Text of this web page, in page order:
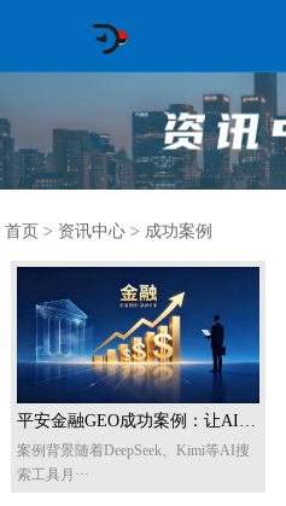
首页
GEO常
GEO
海外
网络
企业
软件
政策
资讯
关于
首页 > 资讯中心 > 成功案例
平安金融GEO成功案例：让AI主动推荐平安
案例背景随着DeepSeek、Kimi等AI搜
索工具月···